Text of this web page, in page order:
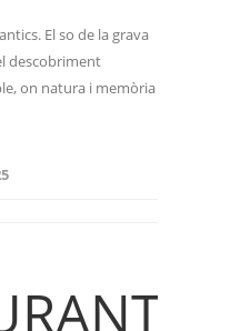
El so de la grava
descobriment
on natura i memòria